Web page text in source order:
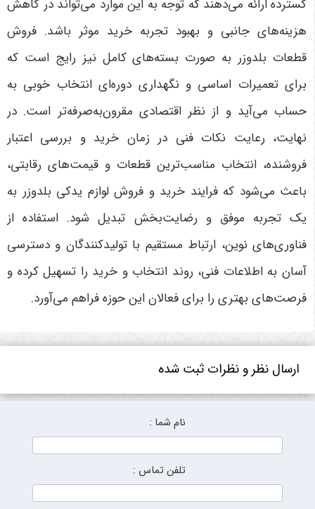
گسترده ارائه می‌دهند که توجه به این موارد می‌تواند در کاهش
هزینه‌های جانبی و بهبود تجربه خرید موثر باشد. فروش
قطعات بلدوزر به صورت بسته‌های کامل نیز رایج است که
برای تعمیرات اساسی و نگهداری دوره‌ای انتخاب خوبی به
حساب می‌آید و از نظر اقتصادی مقرون‌به‌صرفه‌تر است. در
نهایت، رعایت نکات فنی در زمان خرید و بررسی اعتبار
فروشنده، انتخاب مناسب‌ترین قطعات و قیمت‌های رقابتی،
باعث می‌شود که فرایند خرید و فروش لوازم یدکی بلدوزر به
یک تجربه موفق و رضایت‌بخش تبدیل شود. استفاده از
فناوری‌های نوین، ارتباط مستقیم با تولیدکنندگان و دسترسی
آسان به اطلاعات فنی، روند انتخاب و خرید را تسهیل کرده و
فرصت‌های بهتری را برای فعالان این حوزه فراهم می‌آورد.
ارسال نظر و نظرات ثبت شده
نام شما :
تلفن تماس :